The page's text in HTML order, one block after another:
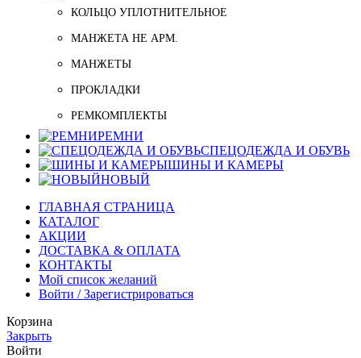
КОЛЬЦО УПЛОТНИТЕЛЬНОЕ
МАНЖЕТА НЕ АРМ.
МАНЖЕТЫ
ПРОКЛАДКИ
РЕМКОМПЛЕКТЫ
РЕМНИ
СПЕЦОДЕЖДА И ОБУВЬ
ШИНЫ И КАМЕРЫ
НОВЫЙ
ГЛАВНАЯ СТРАНИЦА
КАТАЛОГ
АКЦИИ
ДОСТАВКА & ОПЛАТА
КОНТАКТЫ
Мой список желаний
Войти / Зарегистрироваться
Корзина
Закрыть
Войти